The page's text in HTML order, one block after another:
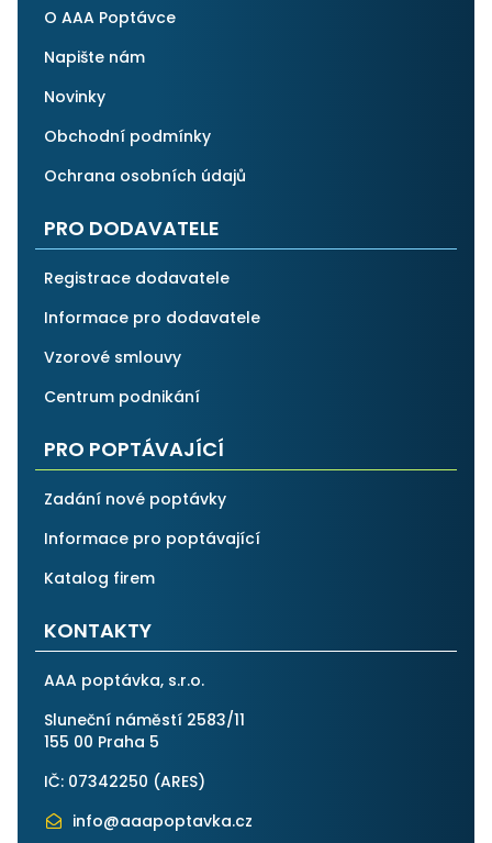
O AAA Poptávce
Napište nám
Novinky
Obchodní podmínky
Ochrana osobních údajů
PRO DODAVATELE
Registrace dodavatele
Informace pro dodavatele
Vzorové smlouvy
Centrum podnikání
PRO POPTÁVAJÍCÍ
Zadání nové poptávky
Informace pro poptávající
Katalog firem
KONTAKTY
AAA poptávka, s.r.o.
Sluneční náměstí 2583/11
155 00 Praha 5
IČ: 07342250 (ARES)
info@aaapoptavka.cz